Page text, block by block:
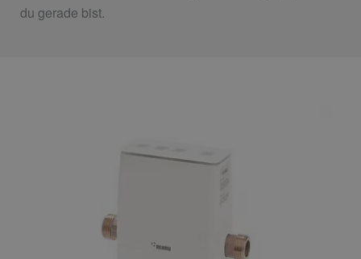
du gerade bist.